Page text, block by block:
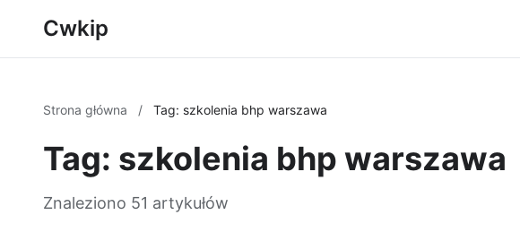
Cwkip
Strona główna / Tag: szkolenia bhp warszawa
Tag: szkolenia bhp warszawa
Znaleziono 51 artykułów